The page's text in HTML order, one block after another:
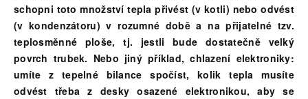
schopni toto množství tepla přivést (v kotli) nebo odvést
(v kondenzátoru) v rozumné době a na přijatelné tzv.
teplosměnné ploše, tj. jestli bude dostatečně velký
povrch trubek. Nebo jiný příklad, chlazení elektroniky:
umíte z tepelné bilance spočíst, kolik tepla musíte
odvést třeba z desky osazené elektronikou, aby se